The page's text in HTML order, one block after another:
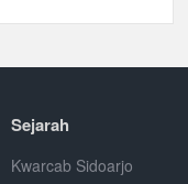
Sejarah
Kwarcab Sidoarjo